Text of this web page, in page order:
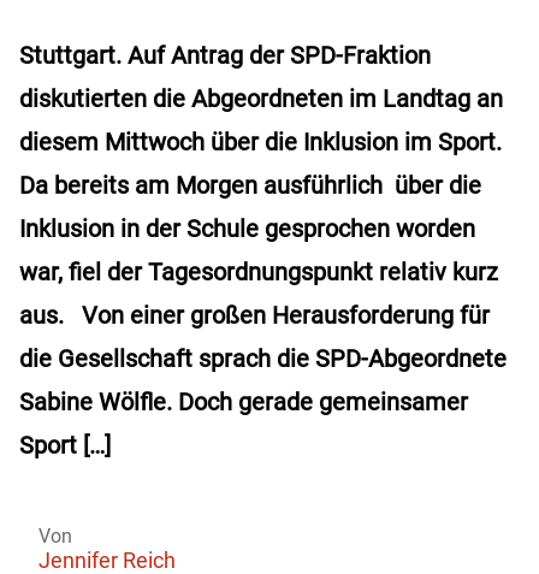
Stuttgart. Auf Antrag der SPD-Fraktion
diskutierten die Abgeordneten im Landtag an
diesem Mittwoch über die Inklusion im Sport.
Da bereits am Morgen ausführlich über die
Inklusion in der Schule gesprochen worden
war, fiel der Tagesordnungspunkt relativ kurz
aus. Von einer großen Herausforderung für
die Gesellschaft sprach die SPD-Abgeordnete
Sabine Wölfle. Doch gerade gemeinsamer
Sport […]
Von
Jennifer Reich